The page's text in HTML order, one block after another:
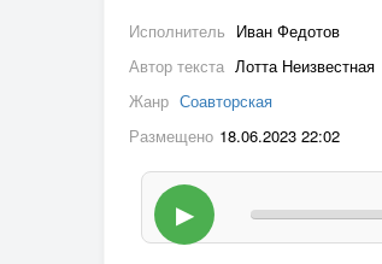
Исполнитель Иван Федотов
Автор текста Лотта Неизвестная
Жанр Соавторская
Размещено 18.06.2023 22:02
▶